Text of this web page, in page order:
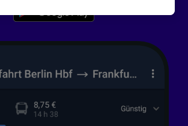
jederzeit die Seite der
Partnern signalisiert und
nicht für Tracking-Zwecke
nicht zu verfolgen.